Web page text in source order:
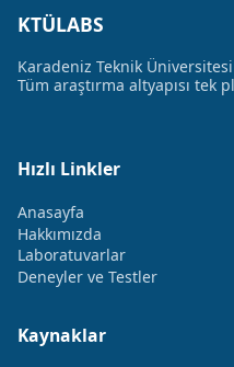
KTÜLABS
Karadeniz Teknik
Tüm araştırma altyapısı tek
Hızlı Linkler
Anasayfa
Hakkımızda
Laboratuvarlar
Deneyler ve Testler
Kaynaklar